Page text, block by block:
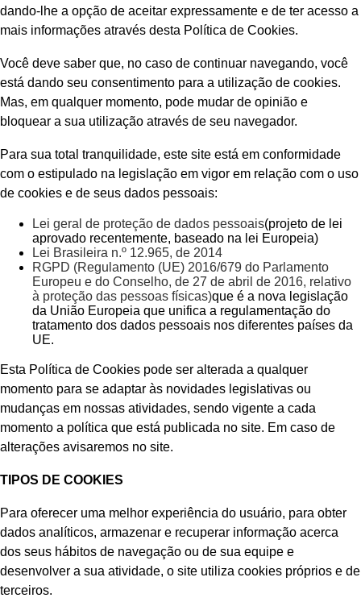
dando-lhe a opção de aceitar expressamente e de ter acesso a
mais informações através desta Política de Cookies.
Você deve saber que, no caso de continuar navegando, você
está dando seu consentimento para a utilização de cookies.
Mas, em qualquer momento, pode mudar de opinião e
bloquear a sua utilização através de seu navegador.
Para sua total tranquilidade, este site está em conformidade
com o estipulado na legislação em vigor em relação com o uso
de cookies e de seus dados pessoais:
Lei geral de proteção de dados pessoais(projeto de lei
aprovado recentemente, baseado na lei Europeia)
Lei Brasileira n.º 12.965, de 2014
RGPD (Regulamento (UE) 2016/679 do Parlamento
Europeu e do Conselho, de 27 de abril de 2016, relativo
à proteção das pessoas físicas)que é a nova legislação
da União Europeia que unifica a regulamentação do
tratamento dos dados pessoais nos diferentes países da
UE.
Esta Política de Cookies pode ser alterada a qualquer
momento para se adaptar às novidades legislativas ou
mudanças em nossas atividades, sendo vigente a cada
momento a política que está publicada no site. Em caso de
alterações avisaremos no site.
TIPOS DE COOKIES
Para oferecer uma melhor experiência do usuário, para obter
dados analíticos, armazenar e recuperar informação acerca
dos seus hábitos de navegação ou de sua equipe e
desenvolver a sua atividade, o site utiliza cookies próprios e de
terceiros.